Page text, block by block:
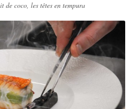
de coco, les têtes en tempura